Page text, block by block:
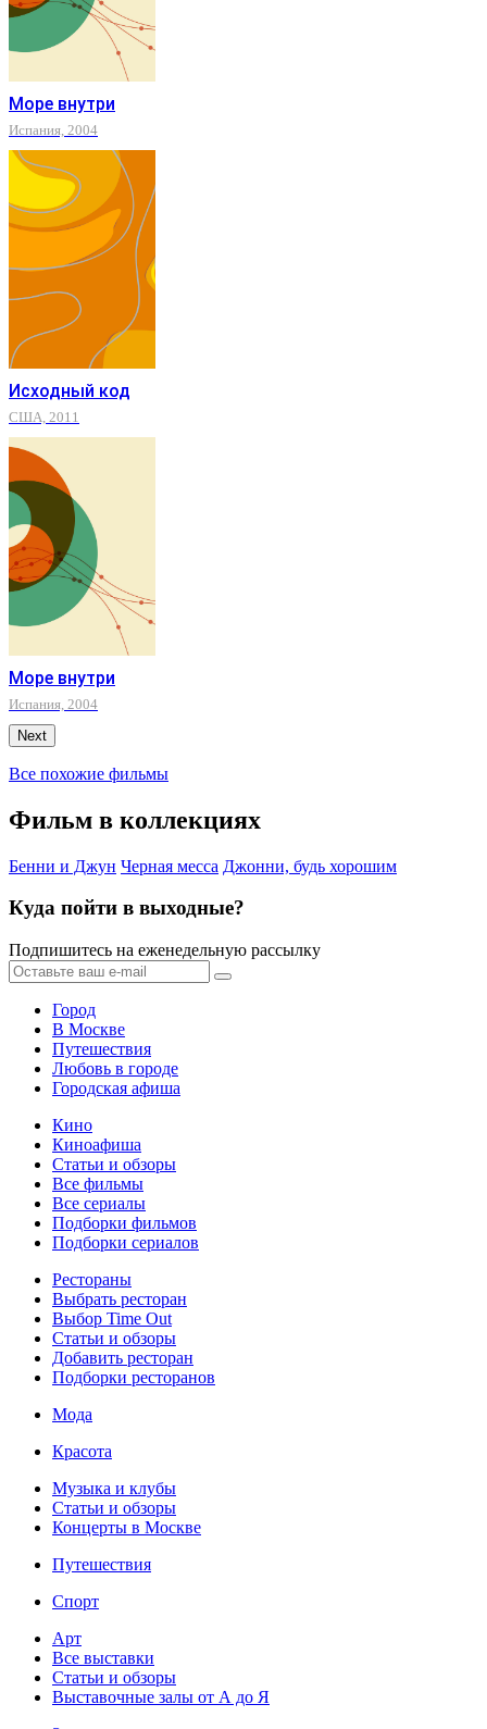
Море внутри
Испания, 2004
Исходный код
США, 2011
Море внутри
Испания, 2004
Next
Все похожие фильмы
Фильм в коллекциях
Бенни и Джун Черная месса Джонни, будь хорошим
Куда пойти в выходные?
Подпишитесь на еженедельную рассылку
Город
В Москве
Путешествия
Любовь в городе
Городская афиша
Кино
Киноафиша
Статьи и обзоры
Все фильмы
Все сериалы
Подборки фильмов
Подборки сериалов
Рестораны
Выбрать ресторан
Выбор Time Out
Статьи и обзоры
Добавить ресторан
Подборки ресторанов
Мода
Красота
Музыка и клубы
Статьи и обзоры
Концерты в Москве
Путешествия
Спорт
Арт
Все выставки
Статьи и обзоры
Выставочные залы от А до Я